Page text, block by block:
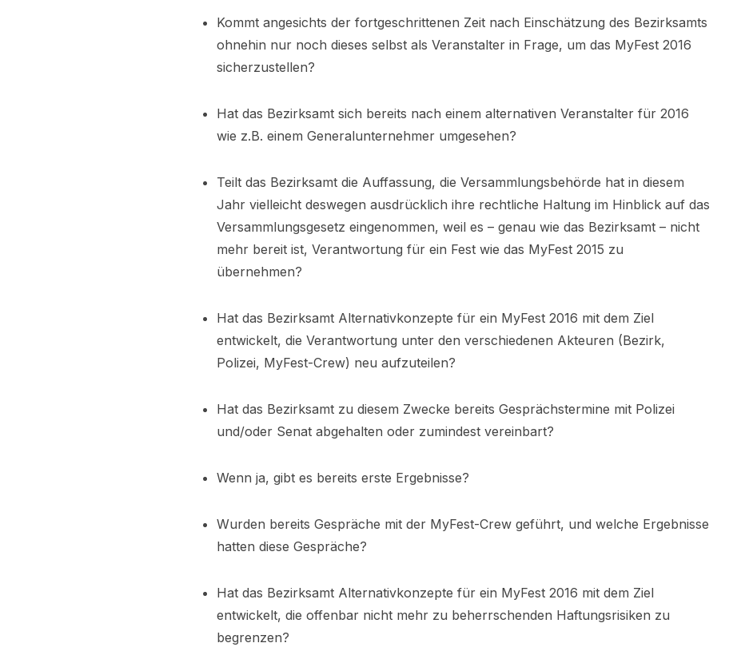
Kommt angesichts der fortgeschrittenen Zeit nach Einschätzung des Bezirksamts
ohnehin nur noch dieses selbst als Veranstalter in Frage, um das MyFest 2016
sicherzustellen?
Hat das Bezirksamt sich bereits nach einem alternativen Veranstalter für 2016
wie z.B. einem Generalunternehmer umgesehen?
Teilt das Bezirksamt die Auffassung, die Versammlungsbehörde hat in diesem
Jahr vielleicht deswegen ausdrücklich ihre rechtliche Haltung im Hinblick auf das
Versammlungsgesetz eingenommen, weil es – genau wie das Bezirksamt – nicht
mehr bereit ist, Verantwortung für ein Fest wie das MyFest 2015 zu
übernehmen?
Hat das Bezirksamt Alternativkonzepte für ein MyFest 2016 mit dem Ziel
entwickelt, die Verantwortung unter den verschiedenen Akteuren (Bezirk,
Polizei, MyFest-Crew) neu aufzuteilen?
Hat das Bezirksamt zu diesem Zwecke bereits Gesprächstermine mit Polizei
und/oder Senat abgehalten oder zumindest vereinbart?
Wenn ja, gibt es bereits erste Ergebnisse?
Wurden bereits Gespräche mit der MyFest-Crew geführt, und welche Ergebnisse
hatten diese Gespräche?
Hat das Bezirksamt Alternativkonzepte für ein MyFest 2016 mit dem Ziel
entwickelt, die offenbar nicht mehr zu beherrschenden Haftungsrisiken zu
begrenzen?